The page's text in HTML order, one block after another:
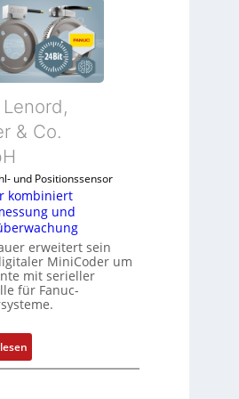
e
h
g
e
e
m
b
i
i
e
r
P
o
s
& Co.
und Positionssensor
kombiniert
und
erweitert sein
MiniCoder um
mit serieller
für Fanuc-
:
D